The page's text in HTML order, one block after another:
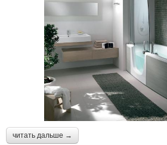
читать дальше →